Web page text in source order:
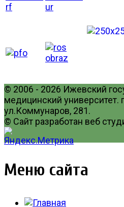
© 2006 - 2026 Ижевский
медицинский университет.
ул.Коммунаров, 281.
© Сайт разработан веб
Меню сайта